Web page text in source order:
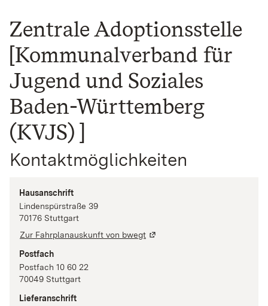
Zentrale Adoptionsstelle
[Kommunalverband für
Jugend und Soziales
Baden-Württemberg
(KVJS) ]
Kontaktmöglichkeiten
Hausanschrift
Lindenspürstraße 39
70176 Stuttgart
Zur Fahrplanauskunft von bwegt
Postfach
Postfach 10 60 22
70049 Stuttgart
Lieferanschrift